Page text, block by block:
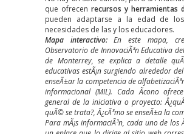
que ofrecen recursos y herramientas
pueden adaptarse a la edad de
necesidades de las y los educadores.
Mapa interactivo:En este mapa,
Observatorio de InnovaciÃ³n Educativa
de Monterrey, se explica a detalle
educativas estÃ¡n surgiendo alrededor
enseÃ±ar la competencia de
informacional (MIL). Cada Ã­cono
general de la iniciativa o proyecto:
quÃ© se trata?, Â¿cÃ³mo se enseÃ±a la
Para mÃ¡s informaciÃ³n, cada uno de los